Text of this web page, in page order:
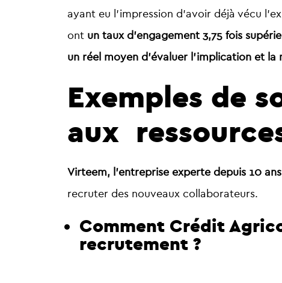
ayant eu l’impression d’avoir déjà vécu
ont un taux d’engagement 3,75 fois
un réel moyen d’évaluer l’implication et
Exemples de
aux
Virteem, l’entreprise experte depuis 10
recruter des nouveaux collaborateurs.
Comment Crédit
recrutement ?